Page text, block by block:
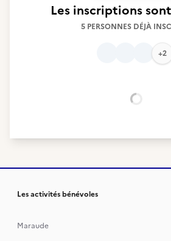
Les inscriptions
5 PERSONNES DÉJÀ
+2
Les activités bénévoles
Maraude